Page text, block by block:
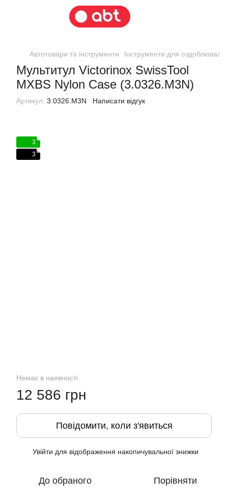
Автотовари та інструменти Інструменти для
Мультитул Victorinox SwissTool
MXBS Nylon Case (3.0326.M3N)
Артикул: 3.0326.M3N Написати відгук
3
3
Немає в наявності
12 586 грн
Повідомити, коли з'явиться
Увійти для відображення накопичувальної знижки
До обраного Порівняти